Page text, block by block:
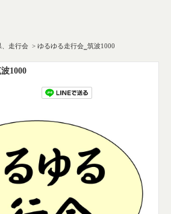
、走行会 > ゆるゆる走行会‗筑波1000
1000